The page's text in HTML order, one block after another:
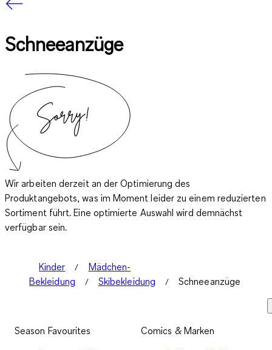
Schneeanzüge
Wir arbeiten derzeit an der Optimierung des
Produktangebots, was im Moment leider zu einem reduzierten
Sortiment führt. Eine optimierte Auswahl wird demnächst
verfügbar sein.
Kinder
Mädchen-
Bekleidung
Skibekleidung Schneeanzüge
Season Favourites
Comics & Marken